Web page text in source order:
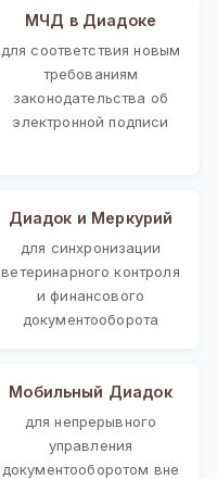
МЧД в Диадоке
для соответствия новым
требованиям
законодательства об
электронной подписи
Диадок и Меркурий
для синхронизации
ветеринарного контроля
и финансового
документооборота
Мобильный Диадок
для непрерывного
управления
документооборотом вне